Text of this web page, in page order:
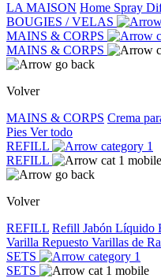
LA MAISON Home Spray
BOUGIES / VELAS
MAINS & CORPS
MAINS & CORPS
Volver
MAINS & CORPS Crema
Pies Ver todo
REFILL
REFILL
Volver
REFILL Refill Jabón Líquido
Varilla Repuesto Varillas de
SETS
SETS